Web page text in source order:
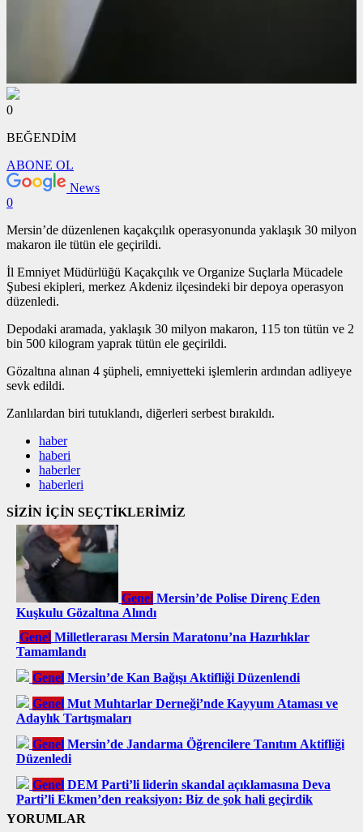
0
BEĞENDİM
ABONE OL
News
0
Mersin’de düzenlenen kaçakçılık operasyonunda yaklaşık 30 milyon
makaron ile tütün ele geçirildi.
İl Emniyet Müdürlüğü Kaçakçılık ve Organize Suçlarla Mücadele
Şubesi ekipleri, merkez Akdeniz ilçesindeki bir depoya operasyon
düzenledi.
Depodaki aramada, yaklaşık 30 milyon makaron, 115 ton tütün ve 2
bin 500 kilogram yaprak tütün ele geçirildi.
Gözaltına alınan 4 şüpheli, emniyetteki işlemlerin ardından adliyeye
sevk edildi.
Zanlılardan biri tutuklandı, diğerleri serbest bırakıldı.
haber
haberi
haberler
haberleri
SİZİN İÇİN SEÇTİKLERİMİZ
Genel Mersin’de Polise Direnç Eden
Kuşkulu Gözaltına Alındı
Genel Milletlerarası Mersin Maratonu’na Hazırlıklar
Tamamlandı
Genel Mersin’de Kan Bağışı Aktifliği Düzenlendi
Genel Mut Muhtarlar Derneği’nde Kayyum Ataması ve
Adaylık Tartışmaları
Genel Mersin’de Jandarma Öğrencilere Tanıtım Aktifliği
Düzenledi
Genel DEM Parti’li liderin skandal açıklamasına Deva
Parti’li Ekmen’den reaksiyon: Biz de şok hali geçirdik
YORUMLAR